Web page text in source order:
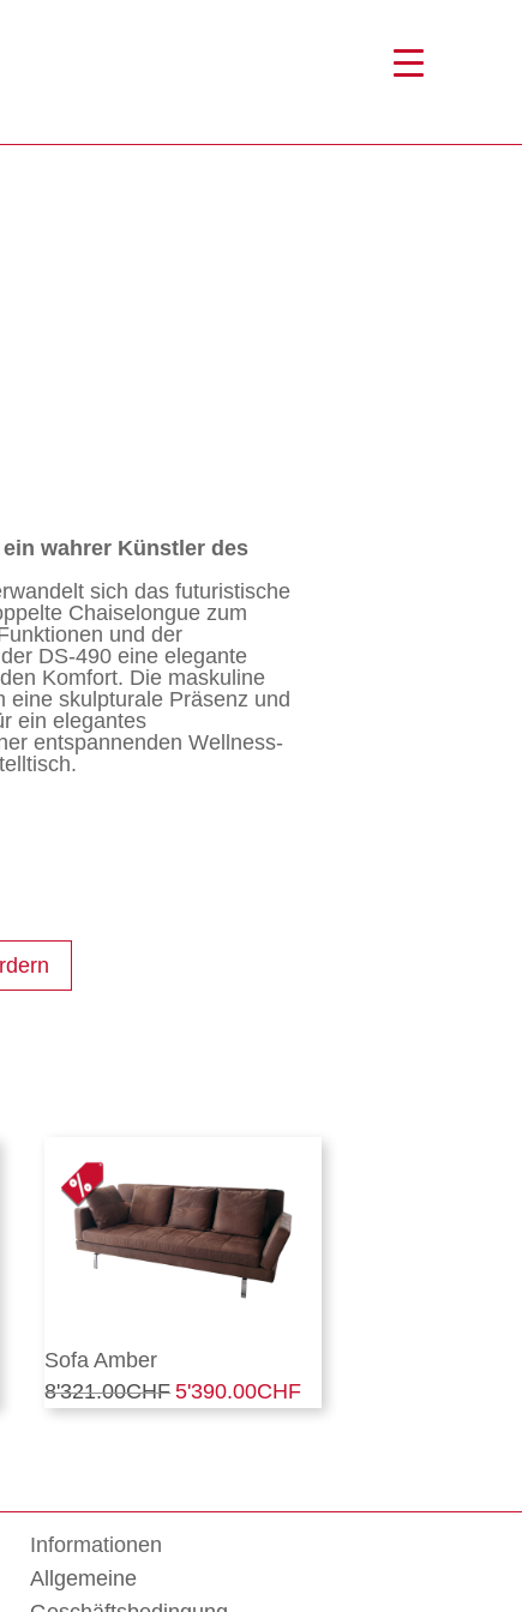
ein wahrer Künstler des
sich das futuristische
Chaiselongue zum
und der
DS-490 eine elegante
Komfort. Die maskuline
eine skulpturale Präsenz und
ein elegantes
entspannenden Wellness-
Sofa Amber
8'321.00CHF Ursprünglicher
5'390.00CHFAktueller
Informationen
Allgemeine